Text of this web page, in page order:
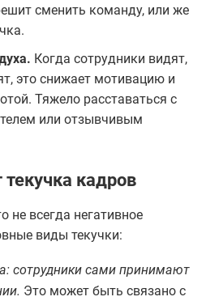
сменить команду, или же
Когда сотрудники видят,
это снижает мотивацию и
Тяжело расставаться с
или отзывчивым
текучка кадров
не всегда негативное
виды текучки:
сотрудники сами принимают
Это может быть связано с